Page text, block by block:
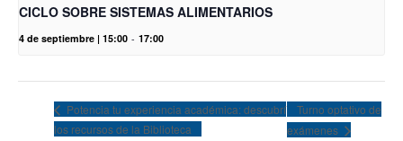
CICLO SOBRE SISTEMAS ALIMENTARIOS
4 de septiembre | 15:00 - 17:00
Potencia tu experiencia académica: descubrí
los recursos de la Biblioteca
Turno optativo de
exámenes